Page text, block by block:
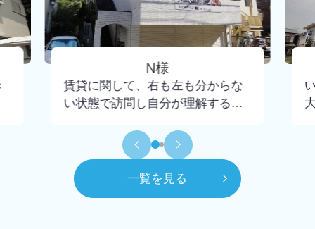
N様
賃貸に関して、右も左も分からな
い状態で訪問し自分が理解するま
もなく契約までいけました。担当
して頂いた大野さんには小さな疑
問にも丁寧に回答頂けたので感謝
してもしきれません。
一覧を見る